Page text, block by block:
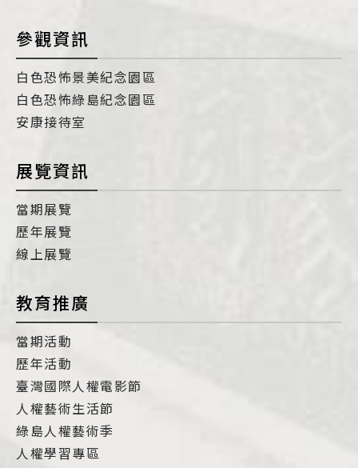
參觀資訊
白色恐怖景美紀念園區
白色恐怖綠島紀念園區
安康接待室
展覽資訊
當期展覽
歷年展覽
線上展覽
教育推廣
當期活動
歷年活動
臺灣國際人權電影節
人權藝術生活節
綠島人權藝術季
人權學習專區